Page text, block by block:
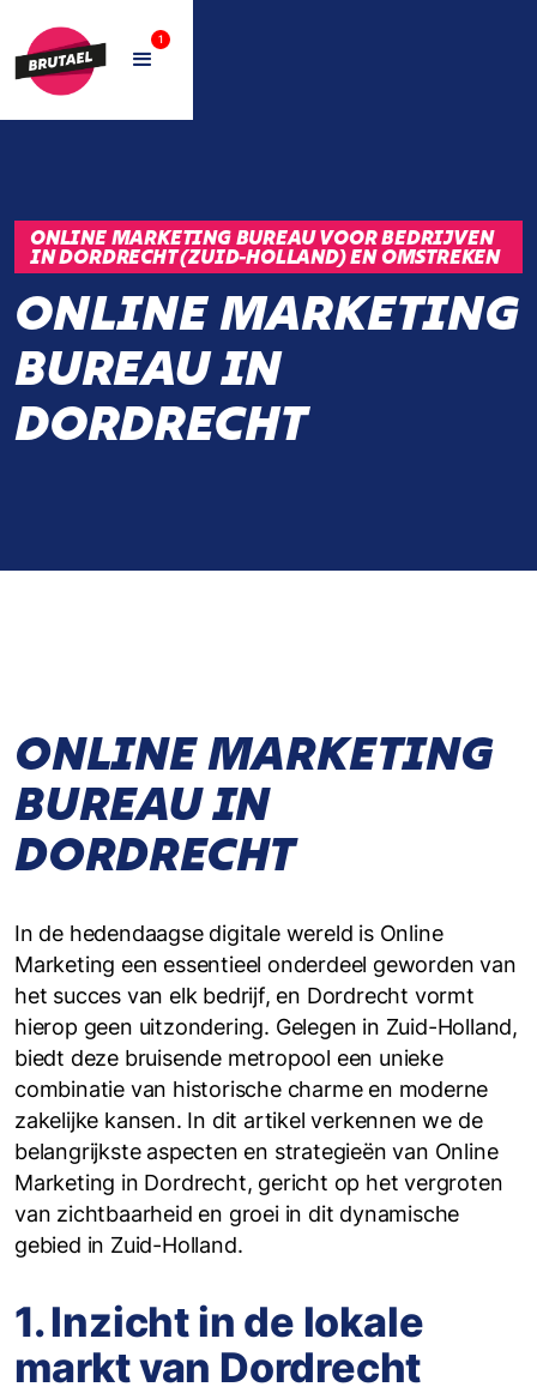
1
ONLINE MARKETING BUREAU VOOR BEDRIJVEN
IN DORDRECHT (ZUID-HOLLAND) EN OMSTREKEN
ONLINE MARKETING
BUREAU IN
DORDRECHT
ONLINE MARKETING
BUREAU IN
DORDRECHT
In de hedendaagse digitale wereld is Online
Marketing een essentieel onderdeel geworden van
het succes van elk bedrijf, en Dordrecht vormt
hierop geen uitzondering. Gelegen in Zuid-Holland,
biedt deze bruisende metropool een unieke
combinatie van historische charme en moderne
zakelijke kansen. In dit artikel verkennen we de
belangrijkste aspecten en strategieën van Online
Marketing in Dordrecht, gericht op het vergroten
van zichtbaarheid en groei in dit dynamische
gebied in Zuid-Holland.
1. Inzicht in de lokale
markt van Dordrecht